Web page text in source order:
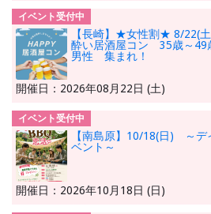
イベント受付中
【長崎】★女性割★ 8/22(
酔い居酒屋コン 35歳～
男性 集まれ！
開催日：2026年08月22日 (土)
イベント受付中
【南島原】10/18(日) ～デ
ベント～
開催日：2026年10月18日 (日)